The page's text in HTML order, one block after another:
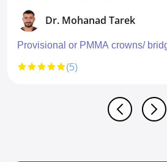
Dr. Mohanad Tarek
Provisional or PMMA crowns/
(5)